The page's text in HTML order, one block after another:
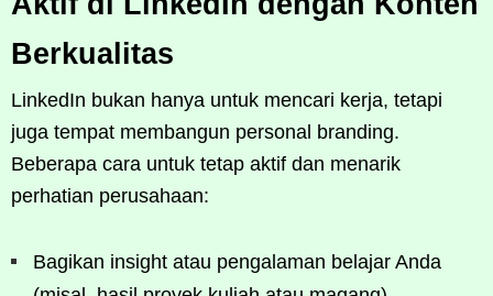
Berkualitas
LinkedIn bukan hanya untuk mencari kerja, tetapi
juga tempat membangun personal branding.
Beberapa cara untuk tetap aktif dan menarik
perhatian perusahaan:
Bagikan insight atau pengalaman belajar Anda